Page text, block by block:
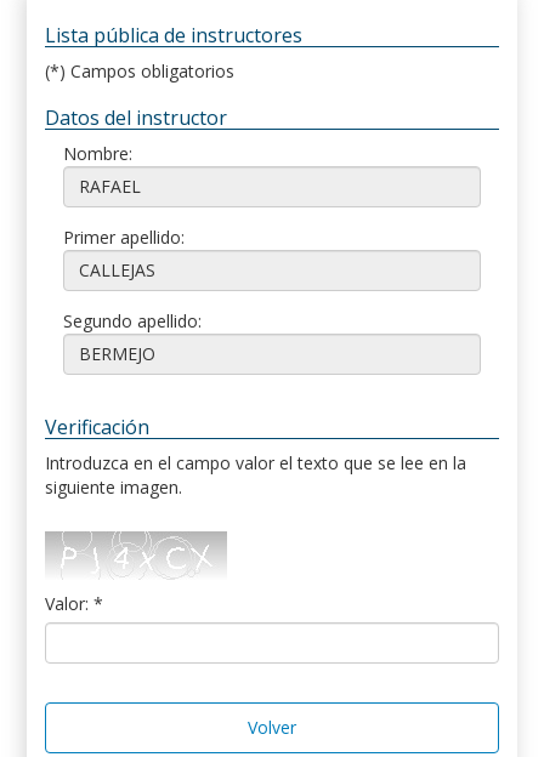
Lista pública de instructores
(*) Campos obligatorios
Datos del instructor
Nombre:
Primer apellido:
Segundo apellido:
Verificación
Introduzca en el campo valor el texto que se lee en la
siguiente imagen.
Valor: *
Volver